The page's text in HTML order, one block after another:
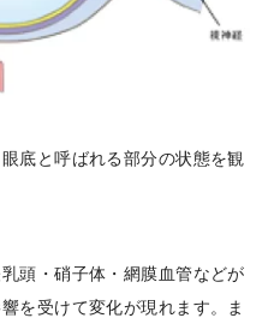
底と呼ばれる部分の状態を観
頭・硝子体・網膜血管などが
を受けて変化が現れます。ま